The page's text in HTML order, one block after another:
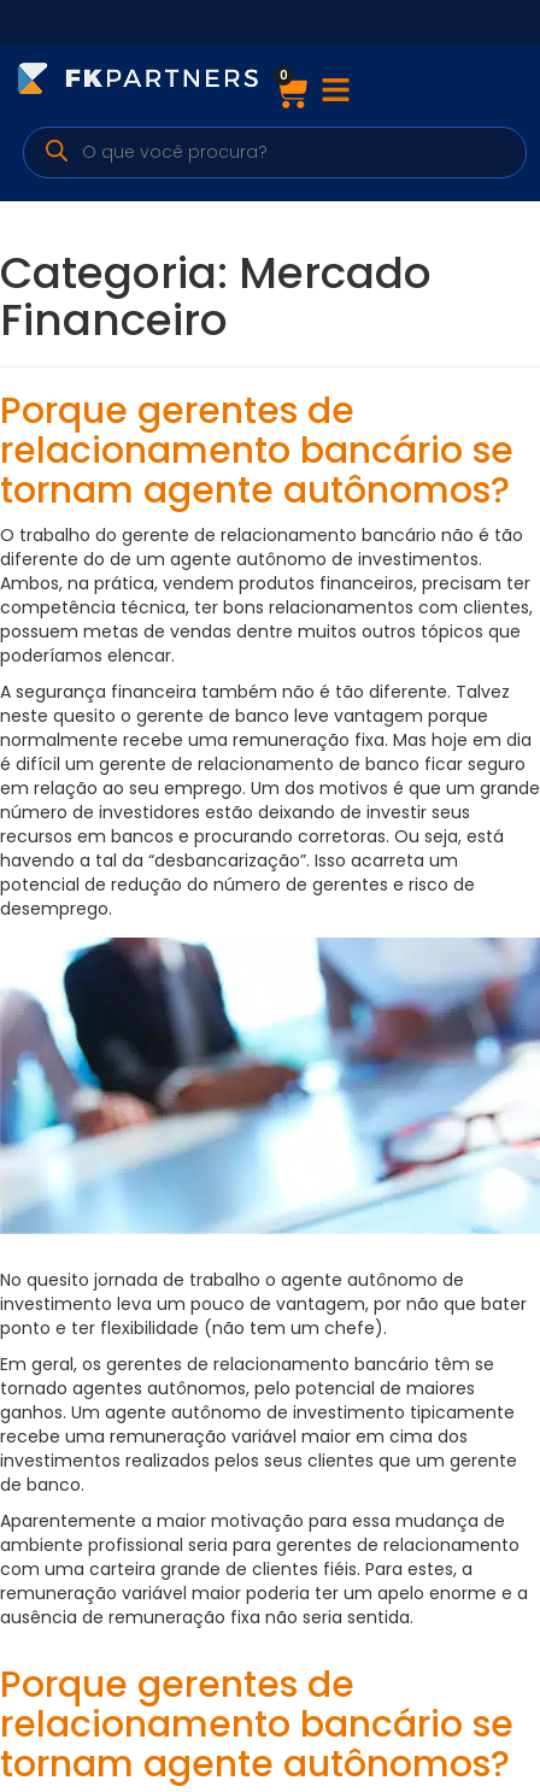
Cursos
Preparatórios Nacionais
Internacionais
Finanças & Edu. Continuada
Por atuação
Navegação
Sobre nós
Para empresas
PORTAL EAD
0
Categoria: Mercado
Financeiro
Porque gerentes de
relacionamento bancário se
tornam agente autônomos?
O trabalho do gerente de relacionamento bancário não é tão
diferente do de um agente autônomo de investimentos.
Ambos, na prática, vendem produtos financeiros, precisam ter
competência técnica, ter bons relacionamentos com clientes,
possuem metas de vendas dentre muitos outros tópicos que
poderíamos elencar.
A segurança financeira também não é tão diferente. Talvez
neste quesito o gerente de banco leve vantagem porque
normalmente recebe uma remuneração fixa. Mas hoje em dia
é difícil um gerente de relacionamento de banco ficar seguro
em relação ao seu emprego. Um dos motivos é que um grande
número de investidores estão deixando de investir seus
recursos em bancos e procurando corretoras. Ou seja, está
havendo a tal da “desbancarização”. Isso acarreta um
potencial de redução do número de gerentes e risco de
desemprego.
No quesito jornada de trabalho o agente autônomo de
investimento leva um pouco de vantagem, por não que bater
ponto e ter flexibilidade (não tem um chefe).
Em geral, os gerentes de relacionamento bancário têm se
tornado agentes autônomos, pelo potencial de maiores
ganhos. Um agente autônomo de investimento tipicamente
recebe uma remuneração variável maior em cima dos
investimentos realizados pelos seus clientes que um gerente
de banco.
Aparentemente a maior motivação para essa mudança de
ambiente profissional seria para gerentes de relacionamento
com uma carteira grande de clientes fiéis. Para estes, a
remuneração variável maior poderia ter um apelo enorme e a
ausência de remuneração fixa não seria sentida.
Porque gerentes de
relacionamento bancário se
tornam agente autônomos?